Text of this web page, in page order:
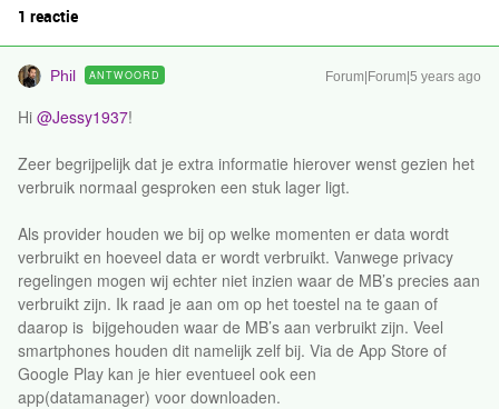
1 reactie
Phil ANTWOORD Forum|Forum|5 years ago
Hi @Jessy1937!
Zeer begrijpelijk dat je extra informatie hierover wenst gezien het
verbruik normaal gesproken een stuk lager ligt.
Als provider houden we bij op welke momenten er data wordt
verbruikt en hoeveel data er wordt verbruikt. Vanwege privacy
regelingen mogen wij echter niet inzien waar de MB’s precies aan
verbruikt zijn. Ik raad je aan om op het toestel na te gaan of
daarop is bijgehouden waar de MB’s aan verbruikt zijn. Veel
smartphones houden dit namelijk zelf bij. Via de App Store of
Google Play kan je hier eventueel ook een
app(datamanager) voor downloaden.